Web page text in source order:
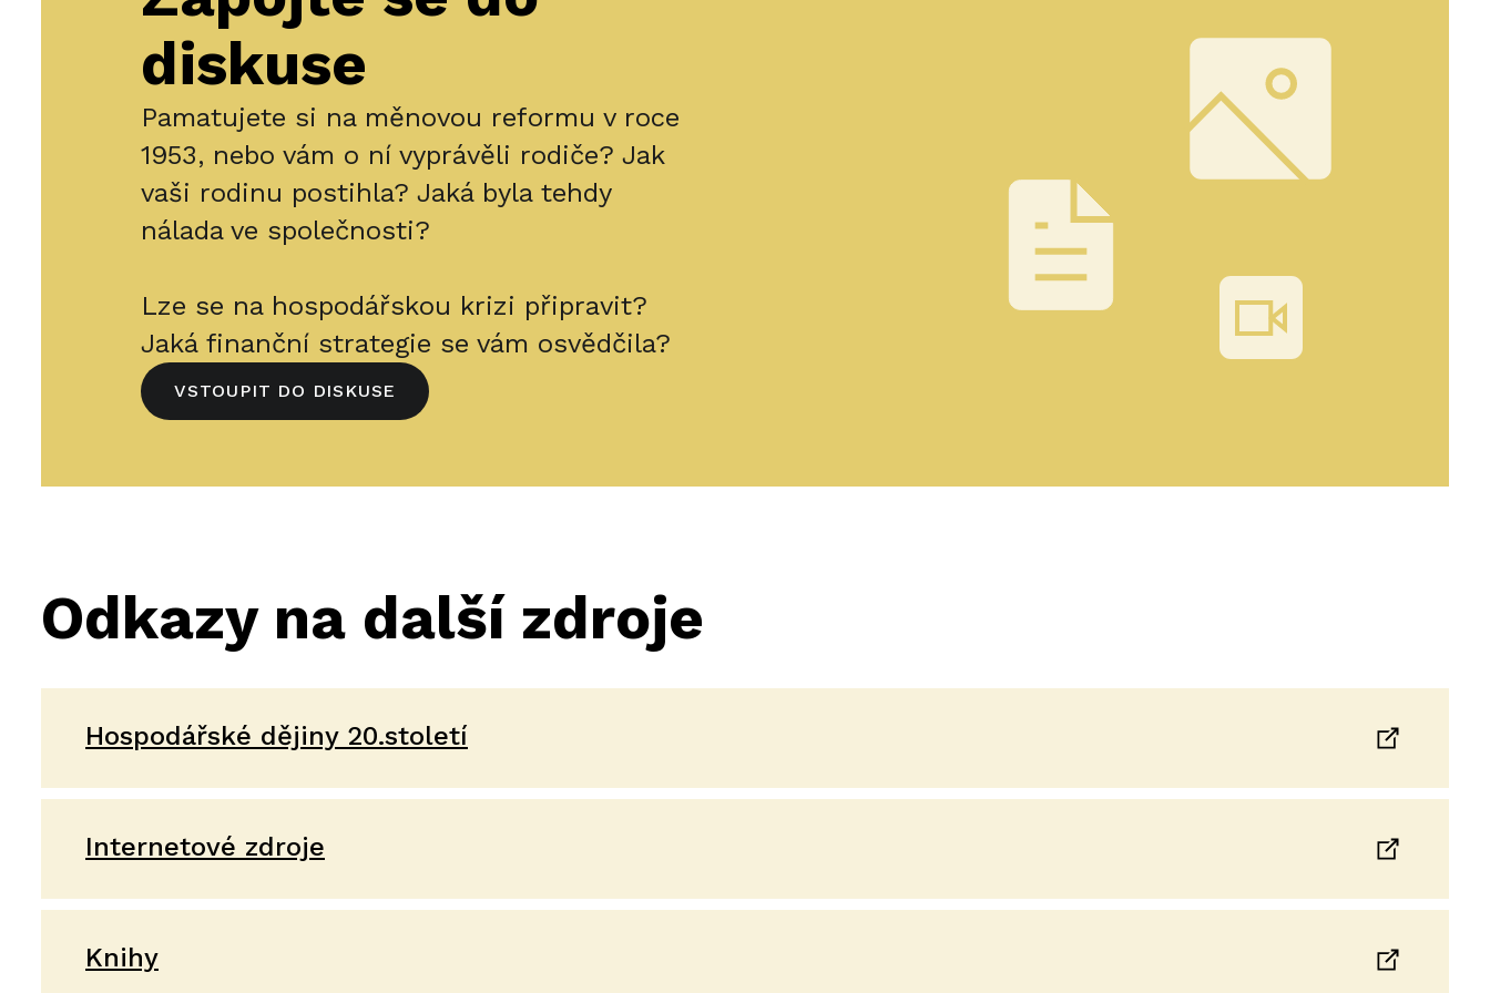
podívat také na Chodské
náměstí, které se pyšní
staletou tradicí zeleninových
trhů. Trasu doporučujeme
zakončit v prostorách jedné z
rekonstruovaných nádražních
budov vlakové stanice Plzeň-
Jižní Předměstí, v níž dnes
umění a vzdělávání
Moving
Moving Café
diskuse
Pamatujete si na měnovou reformu v roce
1953, nebo vám o ní vyprávěli rodiče? Jak
vaši rodinu postihla? Jaká byla tehdy
nálada ve společnosti?
Lze se na hospodářskou krizi připravit?
Jaká finanční strategie se vám osvědčila?
VSTOUPIT DO DISKUSE
Odkazy na další zdroje
Hospodářské dějiny 20.století
Internetové zdroje
Knihy